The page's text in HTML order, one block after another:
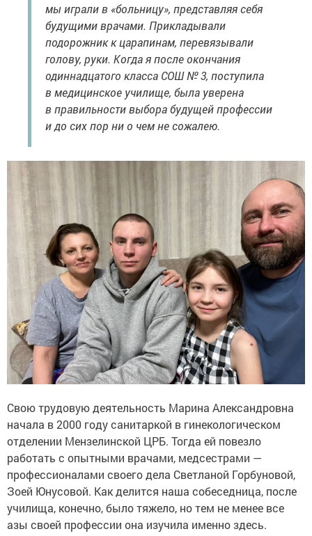
мы играли в «больницу», представляя себя
будущими врачами. Прикладывали
подорожник к царапинам, перевязывали
голову, руки. Когда я после окончания
одиннадцатого класса СОШ № 3, поступила
в медицинское училище, была уверена
в правильности выбора будущей профессии
и до сих пор ни о чем не сожалею.
Свою трудовую деятельность Марина Александровна
начала в 2000 году санитаркой в гинекологическом
отделении Мензелинской ЦРБ. Тогда ей повезло
работать с опытными врачами, медсестрами —
профессионалами своего дела Светланой Горбуновой,
Зоей Юнусовой. Как делится наша собеседница, после
училища, конечно, было тяжело, но тем не менее все
азы своей профессии она изучила именно здесь.